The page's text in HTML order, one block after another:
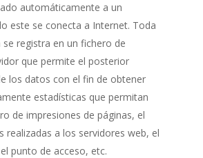
automáticamente a un
este se conecta a Internet. Toda
registra en un fichero de
que permite el posterior
los datos con el fin de obtener
estadísticas que permitan
de impresiones de páginas, el
realizadas a los servidores web, el
punto de acceso, etc.